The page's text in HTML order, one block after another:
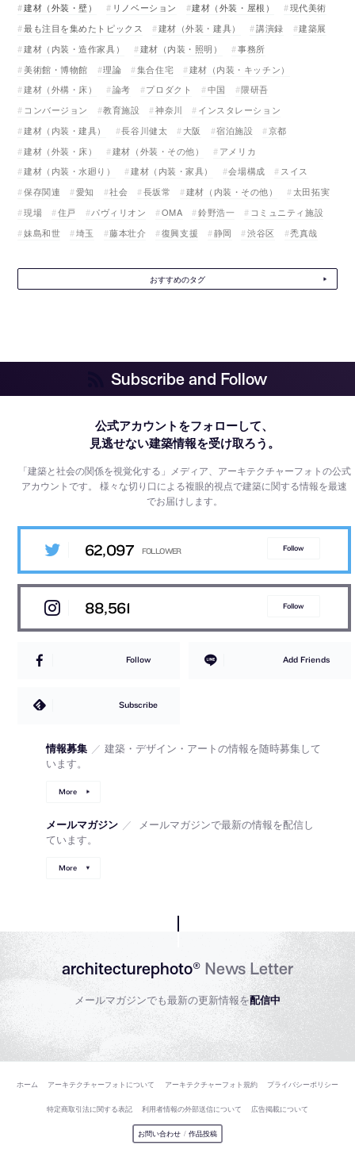
建材（外装・壁）
リノベーション 建材（外装・屋根）
現代美術
最も注目を集めたトピックス
建材（外装・建具） 講演録
建築展
建材（内装・造作家具）
建材（内装・照明）
事務所
美術館・博物館
理論 集合住宅
建材（内装・キッチン）
建材（外構・床）
論考 プロダクト 中国
隈研吾
コンバージョン
教育施設 神奈川
インスタレーション
建材（内装・建具）
長谷川健太 大阪 宿泊施設
京都
建材（外装・床）
建材（外装・その他）
アメリカ
建材（内装・水廻り）
建材（内装・家具） 会場構成
スイス
保存関連
愛知 社会 長坂常 建材（内装・その他）
太田拓実
現場
住戸 パヴィリオン OMA 鈴野浩一
コミュニティ施設
妹島和世
埼玉 藤本壮介 復興支援 静岡 渋谷区 禿真哉
おすすめのタグ
Subscribe and Follow
公式アカウントをフォローして、
見逃せない建築情報を受け取ろう。
「建築と社会の関係を視覚化する」メディア、アーキテクチャーフォトの公式
アカウントです。様々な切り口による複眼的視点で建築に関する情報を最速
でお届けします。
62,097 Follow
88,561 Follow
Follow Add Friends
Subscribe
情報募集 ／ 建築・デザイン・アートの情報を随時募集して
います。
More
メールマガジン ／
メールマガジンで最新の情報を配信し
ています。
More
architecturephoto®News Letter
メールマガジンでも最新の更新情報を配信中
ホーム アーキテクチャーフォトについて アーキテクチャーフォト規約 プライバシーポリシー
特定商取引法に関する表記 利用者情報の外部送信について 広告掲載について
お問い合わせ / 作品投稿